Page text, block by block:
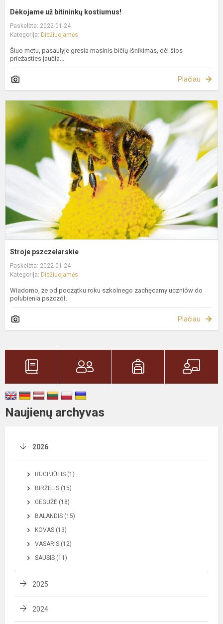
Dėkojame už bitininkų kostiumus!
Paskelbta: 2022-01-24
Kategorija: Didžiuojamės
Šiuo metu, pasaulyje gresia masinis bičių išnikimas, dėl šios
priežasties jaučia...
Plačiau
Stroje pszczelarskie
Paskelbta: 2022-01-24
Kategorija: Didžiuojamės
Wiadomo, że od początku roku szkolnego zachęcamy uczniów do
polubienia pszczół.
Plačiau
Naujienų archyvas
2026
RUGPJŪTIS (1)
BIRŽELIS (15)
GEGUŽĖ (18)
BALANDIS (15)
KOVAS (13)
VASARIS (12)
SAUSIS (11)
2025
2024